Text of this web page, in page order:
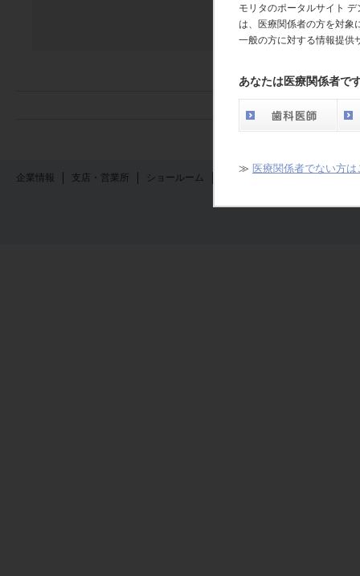
モリタのポータルサイト
は、医療関係者の方を対象
一般の方に対する情報提供
あなたは医療関係者で
≫ 医療関係者でない方は
back
企業情報 支店・営業所 ショールーム